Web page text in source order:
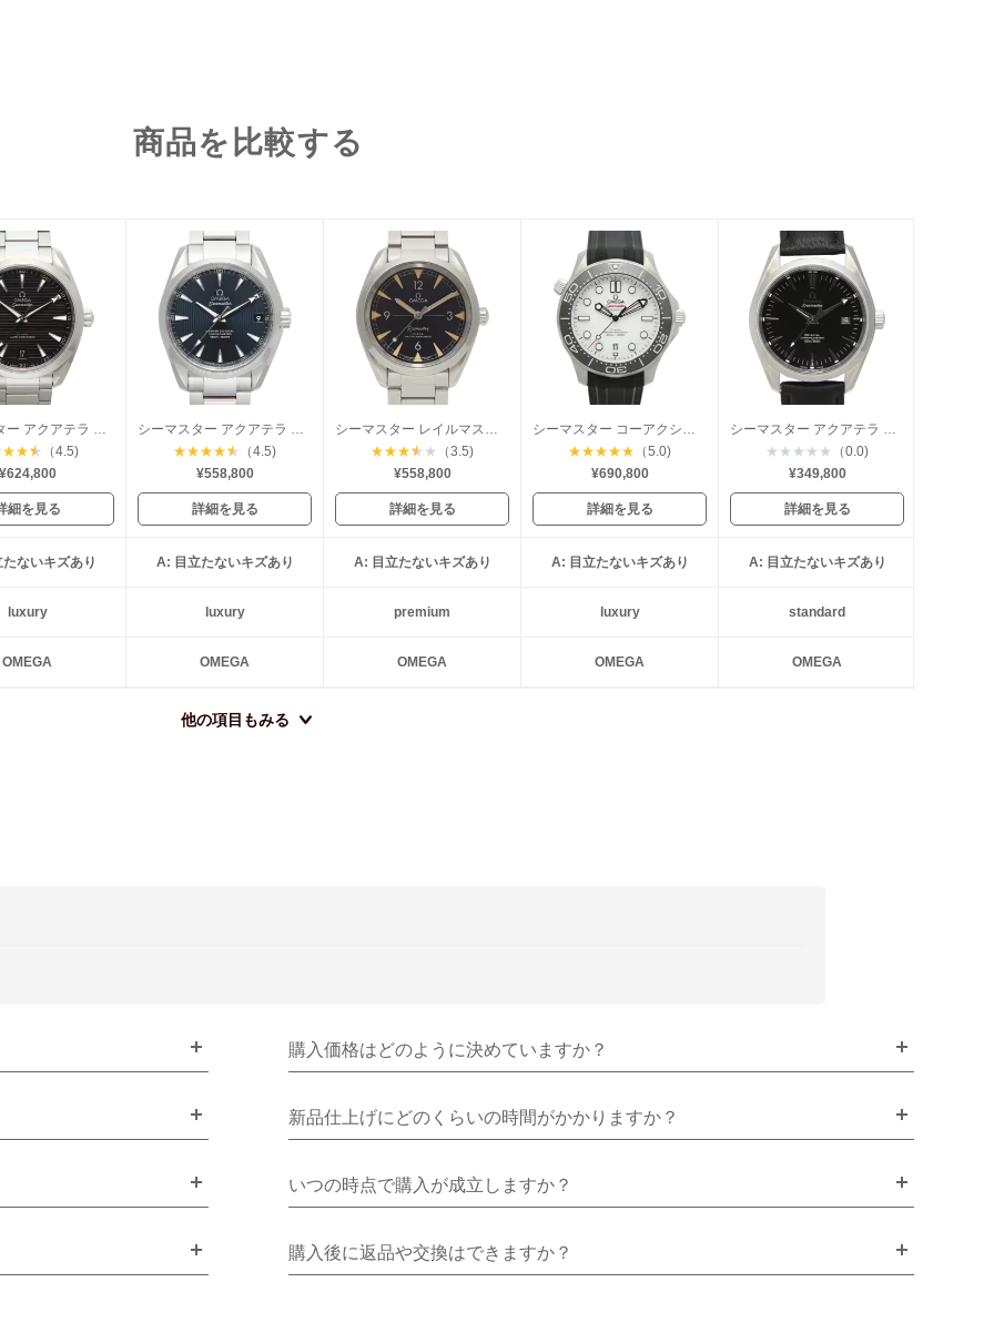
商品を比較する
シーマスター アクアテラ コーアクシャル
★★★
（4.5)
細を見る
シーマスター アクアテラ マスターコーアクシャル
★★★★★
（4.5)
¥558,800
詳細を見る
シーマスター レイルマスター コーアクシャル
★★★★ ★
（3.5)
¥558,800
詳細を見る
シーマスター コーアクシャル ダイバー300
★★★★★ （5.0)
¥690,800
詳細を見る
シーマスター アクアテラ コーアクシャル
★ ★ ★ ★ ★
（0.0)
¥349,800
詳細を見る
ないキズあり A: 目立たないキズあり A: 目立たないキズあり A: 目立たないキズあり A: 目立たないキズあり
luxury luxury premium luxury standard
OMEGA OMEGA OMEGA OMEGA OMEGA
他の項目もみる
購入価格はどのように決めていますか？
新品仕上げにどのくらいの時間がかかりますか？
いつの時点で購入が成立しますか？
購入後に返品や交換はできますか？